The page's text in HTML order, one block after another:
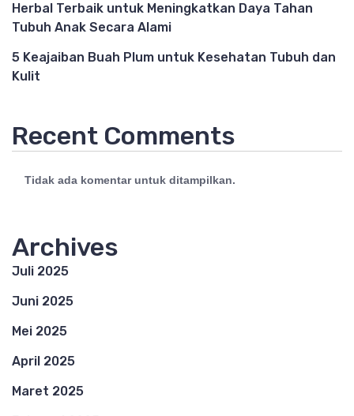
Herbal Terbaik untuk Meningkatkan Daya Tahan
Tubuh Anak Secara Alami
5 Keajaiban Buah Plum untuk Kesehatan Tubuh dan
Kulit
Recent Comments
Tidak ada komentar untuk ditampilkan.
Archives
Juli 2025
Juni 2025
Mei 2025
April 2025
Maret 2025